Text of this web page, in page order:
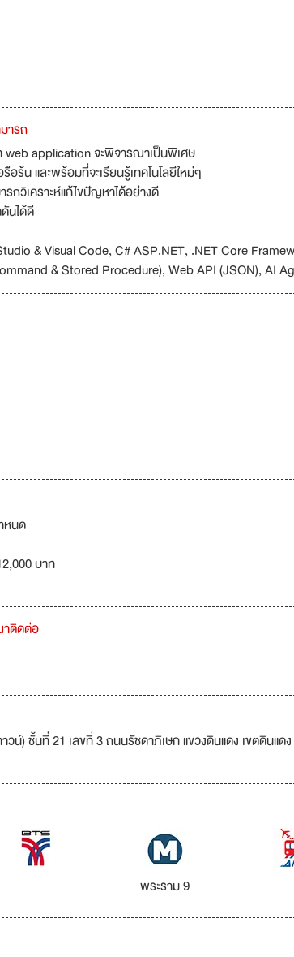
ารถ
application จะพิจารณาเป็นพิเศษ
ร้น และพร้อมที่จะเรียนรู้เทคโนโลยีใหม่ๆ
ถวิเคราะห์แก้ไขปัญหาได้อย่างดี
นได้ดี
& Visual Code, C# ASP.NET, .NET Core
& Stored Procedure), Web API (JSON), AI
หนด
บาท
าติดต่อ
น์) ชั้นที่ 21 เลขที่ 3 ถนนรัชดาภิเษก แขวงดินแดง เขตดินแ
พระราม 9